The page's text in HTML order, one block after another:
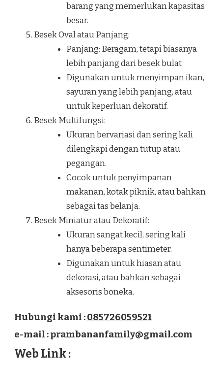
barang yang memerlukan kapasitas
besar.
Besek Oval atau Panjang:
Panjang: Beragam, tetapi biasanya
lebih panjang dari besek bulat
Digunakan untuk menyimpan ikan,
sayuran yang lebih panjang, atau
untuk keperluan dekoratif.
Besek Multifungsi:
Ukuran bervariasi dan sering kali
dilengkapi dengan tutup atau
pegangan.
Cocok untuk penyimpanan
makanan, kotak piknik, atau bahkan
sebagai tas belanja.
Besek Miniatur atau Dekoratif:
Ukuran sangat kecil, sering kali
hanya beberapa sentimeter.
Digunakan untuk hiasan atau
dekorasi, atau bahkan sebagai
aksesoris boneka.
Hubungi kami :085726059521
e-mail : prambananfamily@gmail.com
Web Link :